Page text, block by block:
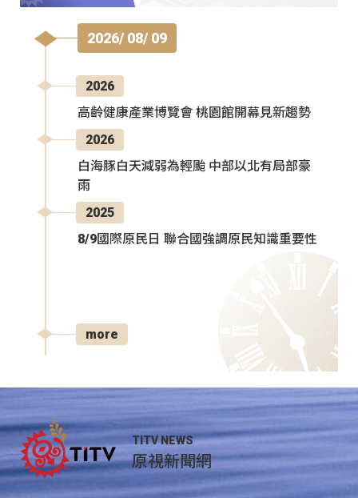
2026/ 08/ 09
2026
高齡健康產業博覽會 桃園館開幕見新趨勢
2026
白海豚白天減弱為輕颱 中部以北有局部豪
雨
2025
8/9國際原民日 聯合國強調原民知識重要性
more
TITV NEWS
原視新聞網